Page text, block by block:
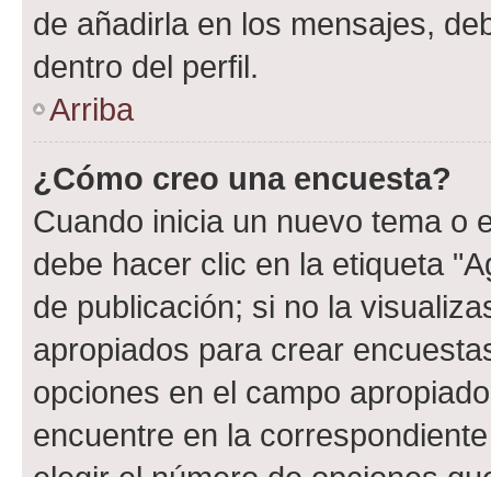
de añadirla en los mensajes,
dentro del perfil.
Arriba
¿Cómo creo una encuesta?
Cuando inicia un nuevo tema o
debe hacer clic en la etiqueta
de publicación; si no la
apropiados para crear
opciones en el campo
encuentre en la